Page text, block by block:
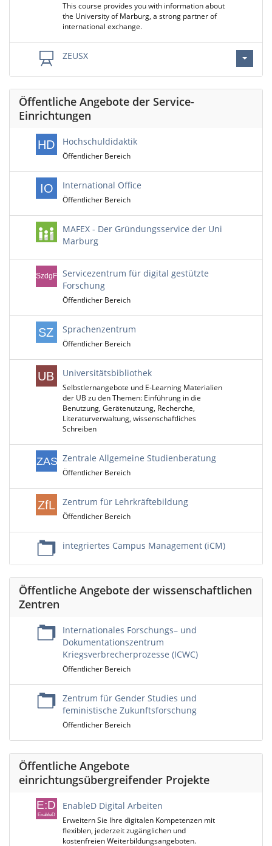
This course provides you with information about
the University of Marburg, a strong partner of
international exchange.
ZEUSX
Öffentliche Angebote der Service-
Einrichtungen
Hochschuldidaktik
Öffentlicher Bereich
International Office
Öffentlicher Bereich
MAFEX - Der Gründungsservice der Uni
Marburg
Servicezentrum für digital gestützte
Forschung
Öffentlicher Bereich
Sprachenzentrum
Öffentlicher Bereich
Universitätsbibliothek
Selbstlernangebote und E-Learning Materialien
der UB zu den Themen: Einführung in die
Benutzung, Gerätenutzung, Recherche,
Literaturverwaltung, wissenschaftliches
Schreiben
Zentrale Allgemeine Studienberatung
Öffentlicher Bereich
Zentrum für Lehrkräftebildung
Öffentlicher Bereich
integriertes Campus Management (iCM)
Öffentliche Angebote der wissenschaftlichen
Zentren
Internationales Forschungs– und
Dokumentationszentrum
Kriegsverbrecherprozesse (ICWC)
Öffentlicher Bereich
Zentrum für Gender Studies und
feministische Zukunftsforschung
Öffentlicher Bereich
Öffentliche Angebote
einrichtungsübergreifender Projekte
EnableD Digital Arbeiten
Erweitern Sie Ihre digitalen Kompetenzen mit
flexiblen, jederzeit zugänglichen und
kostenfreien Weiterbildungsangeboten.